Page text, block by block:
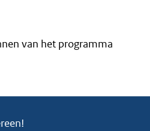
van het programma